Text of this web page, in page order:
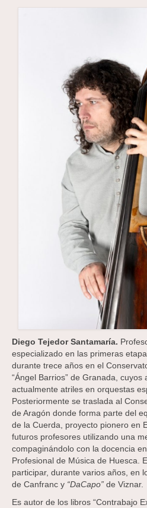
Diego Tejedor Santamaría.
especializado en las primeras
durante trece años en el
“Ángel Barrios” de Granada, cuyos
actualmente atriles en orquestas
Posteriormente se traslada al
de Aragón donde forma parte del
de la Cuerda, proyecto pionero en
futuros profesores utilizando una
compaginándolo con la docencia
Profesional de Música de Huesca.
participar, durante varios años, en
de Canfranc y “DaCapo” de Viznar.
Es autor de los libros “Contrabajo